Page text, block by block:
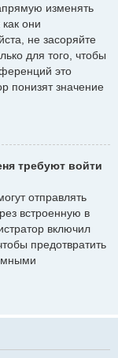
изменять
они
не засоряйте
для того, чтобы
это
понизят значение
требуют войти
отправлять
встроенную в
включил
предотвратить